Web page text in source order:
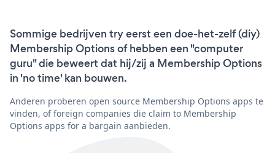
Sommige bedrijven try eerst een doe-het-zelf (diy)
Membership Options of hebben een "computer
guru" die beweert dat hij/zij a Membership Options
in 'no time' kan bouwen.
Anderen proberen open source Membership Options apps te
vinden, of foreign companies die claim to Membership
Options apps for a bargain aanbieden.